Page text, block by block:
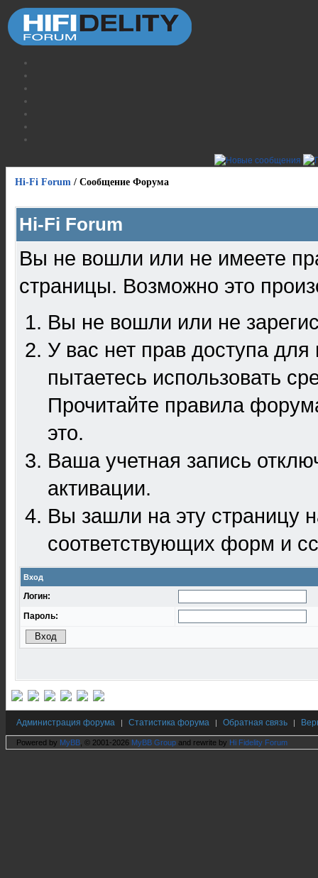
Hi-Fi Forum / Сообщение Форума
Hi-Fi Forum
Вы не вошли или не имеете
страницы. Возможно это
Вы не вошли или не
У вас нет прав доступа
пытаетесь использовать
Прочитайте правила
это.
Ваша учетная запись
активации.
Вы зашли на эту
соответствующих форм и
Вход
Логин:
Пароль:
Администрация форума | Статистика форума | Обратная связь |
Powered by MyBB , © 2001-2026 MyBB Group and rewrite by Hi Fidelity Forum